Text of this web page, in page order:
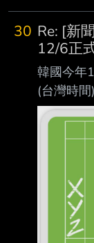
代表，
體表示
罷工 包
示就是
才加入
元股份的
會議並
險」環
30 Re: [新
12/6正
韓國今年
(台灣時
接國際，
有說要
洲納斯
就成立
市場，
上市公
https://